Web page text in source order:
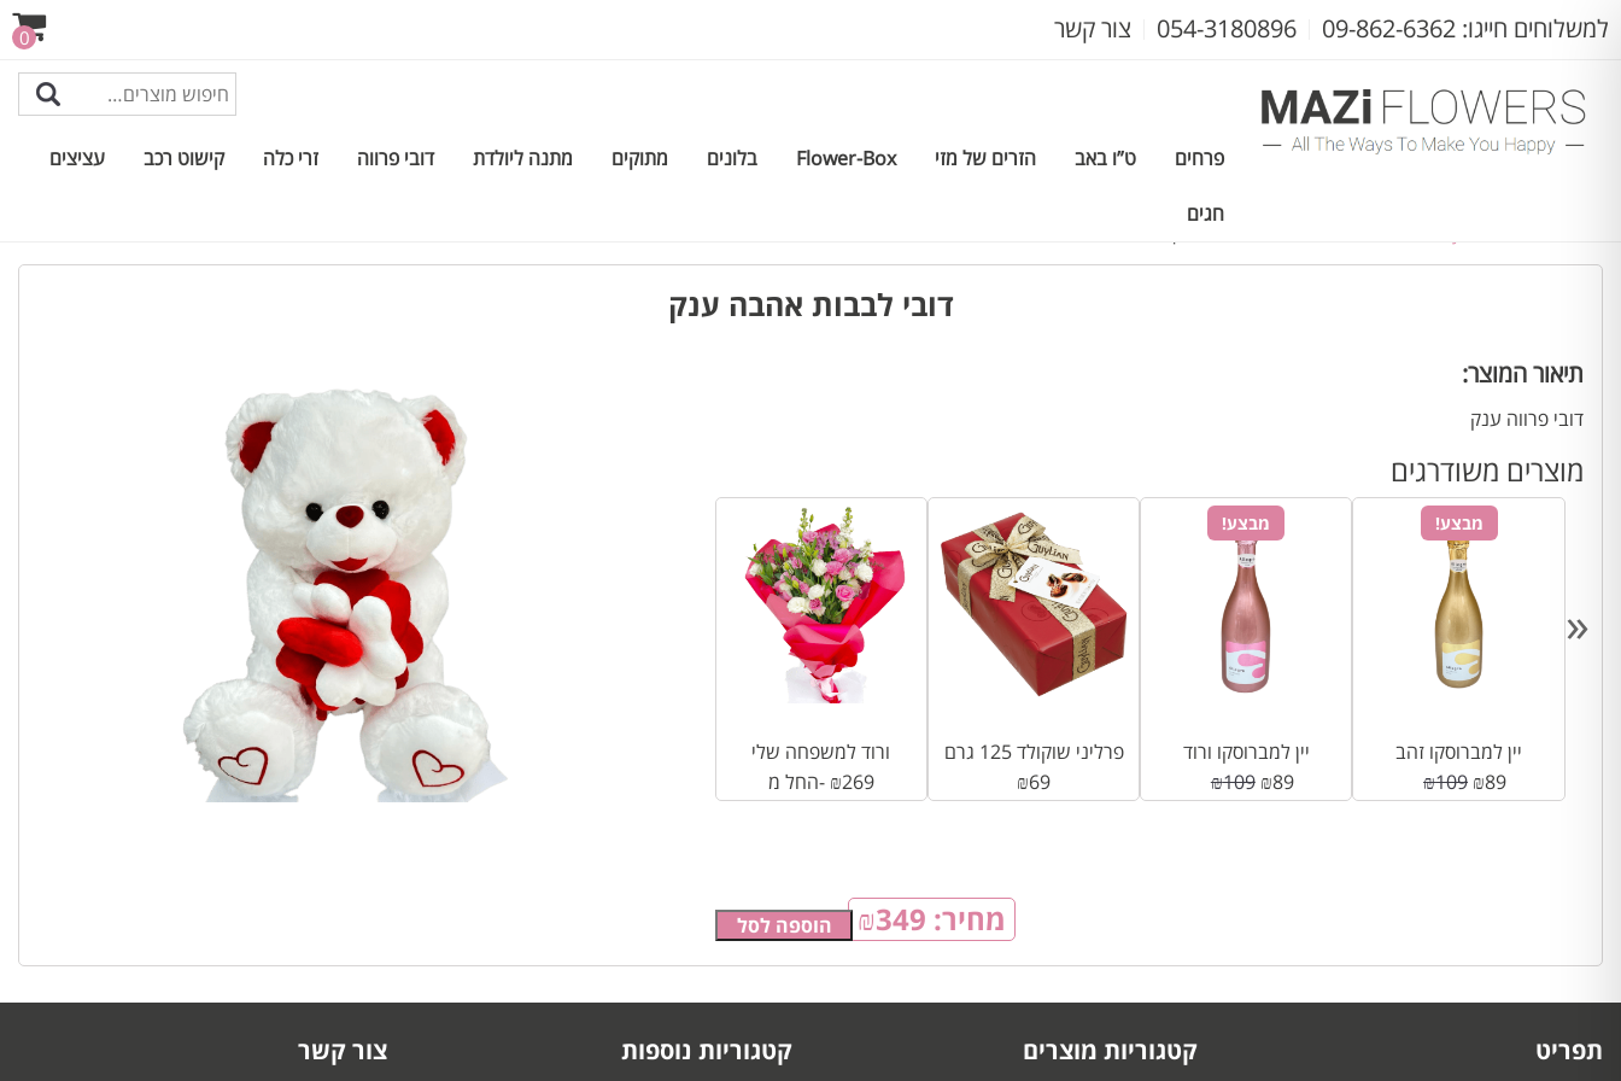
למשלוחים חייגו: 09-862-6362 054-3180896 צור קשר 0
פרחים ט”ו באב הזרים של מזי Flower-Box בלונים מתוקים מתנה ליולדת דובי פרווה זרי כלה קישוט רכב עציצים
חגים
דובי לבבות אהבה ענק
תיאור המוצר:
דובי פרווה ענק
מחיר: ₪349 הוספה לסל
מוצרים משודרגים
ורוד למשפחה שלי
החל מ- ₪269
פרליני שוקולד 125 גרם
₪69
מבצע!
יין למברוסקו ורוד
₪109 ₪89
מבצע!
יין למברוסקו זהב
₪109 ₪89
«
תפריט קטגוריות מוצרים קטגוריות נוספות צור קשר